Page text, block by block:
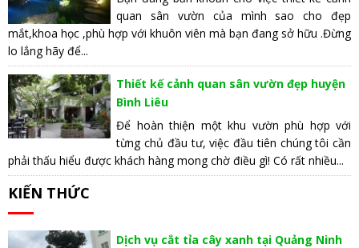
quan sân vườn của mình sao cho đẹp
mắt,khoa học ,phù hợp với khuôn viên mà bạn đang sở hữu .Đừng
lo lắng hãy để...
Thiết kế cảnh quan sân vườn đẹp huyện
Bình Liêu
Để hoàn thiện một khu vườn phù hợp với
từng chủ đầu tư, việc đầu tiên chúng tôi cần
phải thấu hiểu được khách hàng mong chờ điều gì! Có rất nhiều...
KIẾN THỨC
Dịch vụ cắt tỉa cây xanh tại Quảng Ninh